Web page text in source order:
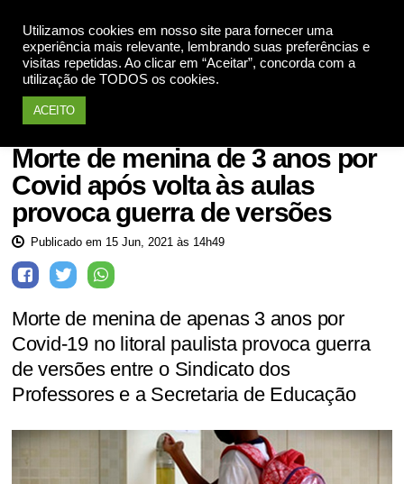
Utilizamos cookies em nosso site para fornecer uma
experiência mais relevante, lembrando suas preferências e
visitas repetidas. Ao clicar em “Aceitar”, concorda com a
utilização de TODOS os cookies.
ACEITO
Saúde
Morte de menina de 3 anos por
Covid após volta às aulas
provoca guerra de versões
Publicado em 15 Jun, 2021 às 14h49
Morte de menina de apenas 3 anos por
Covid-19 no litoral paulista provoca guerra
de versões entre o Sindicato dos
Professores e a Secretaria de Educação